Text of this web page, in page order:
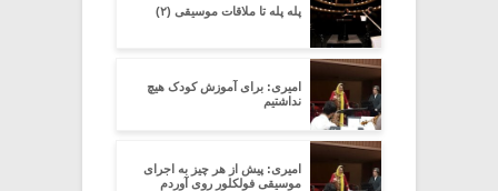
پله پله تا ملاقات موسیقی (۲)
امیری: برای آموزش کودک هیچ
نداشتیم
امیری: پیش از هر چیز به اجرای
موسیقی فولکلور روی آوردم